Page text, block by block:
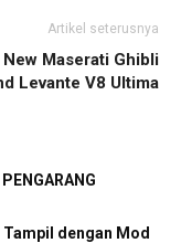
Artikel seterusnya
New Maserati Ghibli
Levante V8 Ultima
Tampil dengan Mod